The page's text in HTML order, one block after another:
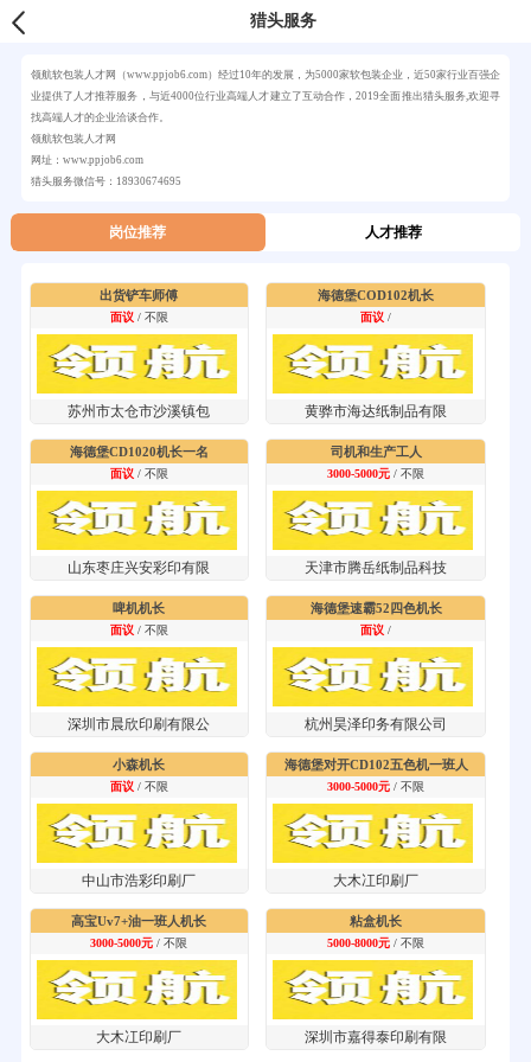
猎头服务
领航软包装人才网（www.ppjob6.com）经过10年的发展，为5000家软包装企业，近50家行业百强企
业提供了人才推荐服务，与近4000位行业高端人才建立了互动合作，2019全面推出猎头服务,欢迎寻
找高端人才的企业洽谈合作。
领航软包装人才网
网址：www.ppjob6.com
猎头服务微信号：18930674695
岗位推荐 人才推荐
出货铲车师傅
面议/ 不限
苏州市太仓市沙溪镇包
海德堡COD102机长
面议 /
黄骅市海达纸制品有限
海德堡CD1020机长一名
面议/ 不限
山东枣庄兴安彩印有限
司机和生产工人
3000-5000元 / 不限
天津市腾岳纸制品科技
啤机机长
面议/ 不限
深圳市晨欣印刷有限公
海德堡速霸52四色机长
面议 /
杭州昊泽印务有限公司
小森机长
面议/ 不限
中山市浩彩印刷厂
海德堡对开CD102五色机一班人
3000-5000元 / 不限
大木冮印刷厂
高宝Uv7+油一班人机长
3000-5000元 / 不限
大木冮印刷厂
粘盒机长
5000-8000元 / 不限
深圳市嘉得泰印刷有限